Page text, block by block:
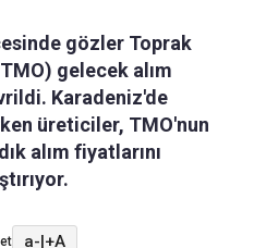
gözler Toprak
gelecek alım
Karadeniz'de
üreticiler, TMO'nun
alım fiyatlarını
a-|+A